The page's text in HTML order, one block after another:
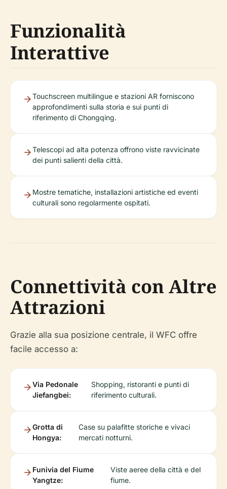
Funzionalità
Interattive
Touchscreen multilingue e stazioni AR forniscono
approfondimenti sulla storia e sui punti di
riferimento di Chongqing.
Telescopi ad alta potenza offrono viste ravvicinate
dei punti salienti della città.
Mostre tematiche, installazioni artistiche ed eventi
culturali sono regolarmente ospitati.
Connettività con Altre
Attrazioni
Grazie alla sua posizione centrale, il WFC offre
facile accesso a:
Via Pedonale
Jiefangbei:
Shopping, ristoranti e punti di
riferimento culturali.
Grotta di
Hongya:
Case su palafitte storiche e vivaci
mercati notturni.
Funivia del Fiume
Yangtze:
Viste aeree della città e del
fiume.